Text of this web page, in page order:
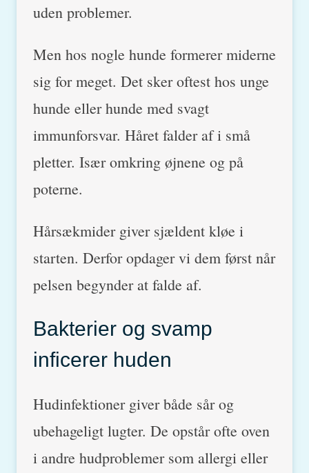
uden problemer.
Men hos nogle hunde formerer miderne
sig for meget. Det sker oftest hos unge
hunde eller hunde med svagt
immunforsvar. Håret falder af i små
pletter. Især omkring øjnene og på
poterne.
Hårsækmider giver sjældent kløe i
starten. Derfor opdager vi dem først når
pelsen begynder at falde af.
Bakterier og svamp
inficerer huden
Hudinfektioner giver både sår og
ubehageligt lugter. De opstår ofte oven
i andre hudproblemer som allergi eller